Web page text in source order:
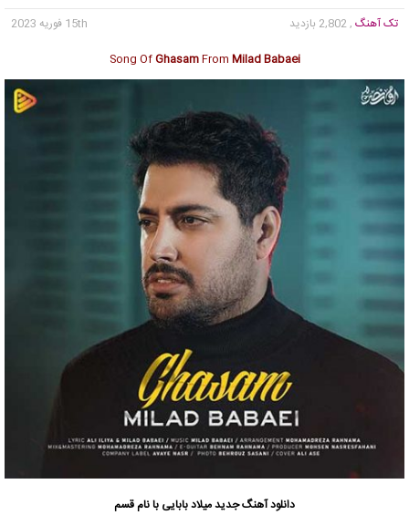
تک آهنگ , 2,802 بازدید
15th فوریه 2023
Song OfGhasamFrom Milad Babaei
دانلود آهنگ جدیدمیلاد بابایی با نام قسم